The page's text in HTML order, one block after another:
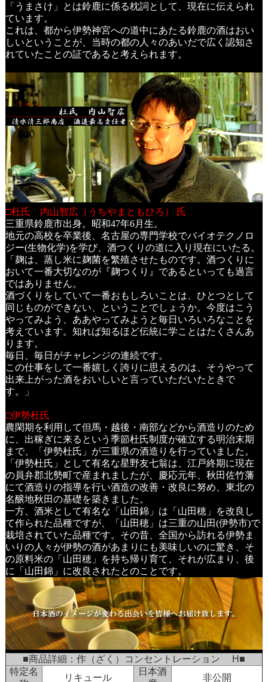
「うまさけ」とは鈴鹿に係る枕詞として、現在に伝えられ
ています。
これは、都から伊勢神宮への道中にあたる鈴鹿の酒はおい
しいということが、当時の都の人々のあいだで広く認知さ
れていたことの証であると考えられます。
□杜氏 内山智広（うちやまともひろ） 氏
三重県鈴鹿市出身。昭和47年6月生。
地元の高校を卒業後、名古屋の専門学校でバイオテクノロ
ジー(生物化学)を学び、酒つくりの道に入り現在にいたる。
「麹は、蒸し米に麹菌を繁殖させたものです。酒つくりに
おいて一番大切なのが『麹つくり』であるといっても過言
ではありません。
酒づくりをしていて一番おもしろいことは、ひとつとして
同じものができない、ということでしょうか。今度はこう
やってみよう、ああやってみようと毎日いろいろなことを
考えています。知れば知るほど伝統に学ことはたくさんあ
ります。
毎日、毎日がチャレンジの連続です。
この仕事をして一番嬉しく誇りに思えるのは、そうやって
出来上がった酒をおいしいと言っていただいたときで
す。」
□伊勢杜氏
農閑期を利用して但馬・越後・南部などから酒造りのため
に、出稼ぎに来るという季節杜氏制度が確立する明治末期
まで、「伊勢杜氏」が三重県の酒造りを行っていました。
「伊勢杜氏」として有名な星野友七翁は、江戸終期に現在
の員弁郡北勢町で産まれましたが、慶応元年、秋田佐竹藩
にて酒造りの指導を行い酒造の改善・改良に努め、東北の
名醸地秋田の基礎を築きました。
一方、酒米として有名な「山田錦」は「山田穂」を改良し
て作られた品種ですが、「山田穂」は三重の山田(伊勢市)で
栽培されていた品種です。その昔、全国から訪れる伊勢ま
いりの人々が伊勢の酒があまりにも美味しいのに驚き、そ
の原料米の「山田穂」を持ち帰り育て、それが広まり、後
に「山田錦」に改良されたとのことです。
■商品詳細：作（ざく）コンセントレーション H■
特定名
リキュール
日本酒
非公開